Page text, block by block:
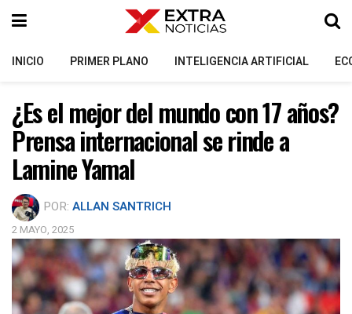
INICIO PRIMER PLANO INTELIGENCIA ARTIFICIAL
¿Es el mejor del mundo con 17 años?
Prensa internacional se rinde a
Lamine Yamal
POR: ALLAN SANTRICH
2 MAYO, 2025